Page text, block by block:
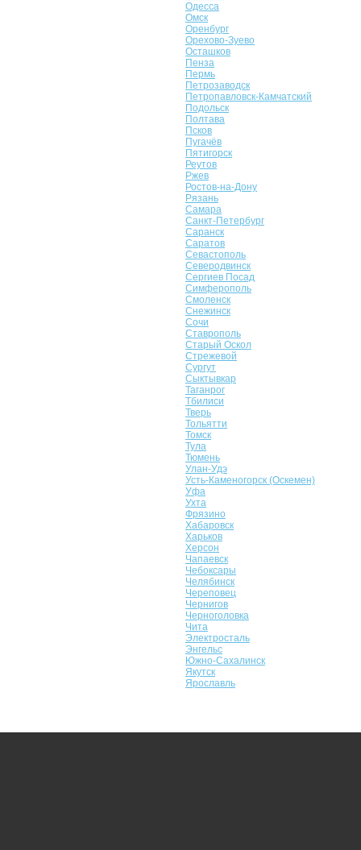
Одесса
Омск
Оренбург
Орехово-Зуево
Осташков
Пенза
Пермь
Петрозаводск
Петропавловск-Камчатский
Подольск
Полтава
Псков
Пугачёв
Пятигорск
Реутов
Ржев
Ростов-на-Дону
Рязань
Самара
Санкт-Петербург
Саранск
Саратов
Севастополь
Северодвинск
Сергиев Посад
Симферополь
Смоленск
Снежинск
Сочи
Ставрополь
Старый Оскол
Стрежевой
Сургут
Сыктывкар
Таганрог
Тбилиси
Тверь
Тольятти
Томск
Тула
Тюмень
Улан-Удэ
Усть-Каменогорск (Оскемен)
Уфа
Ухта
Фрязино
Хабаровск
Харьков
Херсон
Чапаевск
Чебоксары
Челябинск
Череповец
Чернигов
Черноголовка
Чита
Электросталь
Энгельс
Южно-Сахалинск
Якутск
Ярославль